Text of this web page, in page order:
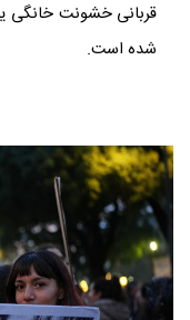
قربانی خشونت خانگی
شده است.